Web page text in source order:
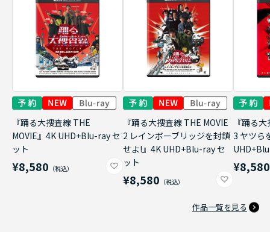
『踊る大捜査線 THE
MOVIE』4K UHD+Blu-ray セ
ット
¥8,580
『踊る大捜査線 THE MOVIE
2 レインボーブリッジを封鎖
せよ!』4K UHD+Blu-ray セ
ット
¥8,580
『踊る
3 ヤツら
¥8,580
作品一覧を見る